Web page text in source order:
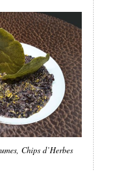
Chips d’Herbes